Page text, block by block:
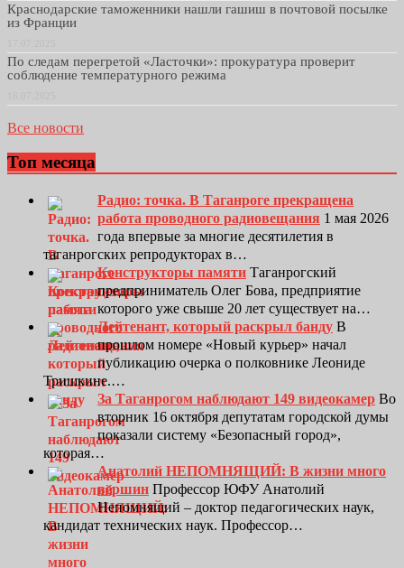
Краснодарские таможенники нашли гашиш в почтовой посылке
из Франции
По следам перегретой «Ласточки»: прокуратура проверит
соблюдение температурного режима
Все новости
Топ месяца
Радио: точка. В Таганроге прекращена
работа проводного радиовещания 1 мая 2026
года впервые за многие десятилетия в
таганрогских репродукторах в…
Конструкторы памяти Таганрогский
предприниматель Олег Бова, предприятие
которого уже свыше 20 лет существует на…
Лейтенант, который раскрыл банду В
прошлом номере «Новый курьер» начал
публикацию очерка о полковнике Леониде
Тришкине.…
За Таганрогом наблюдают 149 видеокамер Во
вторник 16 октября депутатам городской думы
показали систему «Безопасный город»,
которая…
Анатолий НЕПОМНЯЩИЙ: В жизни много
вершин Профессор ЮФУ Анатолий
Непомнящий – доктор педагогических наук,
кандидат технических наук. Профессор…